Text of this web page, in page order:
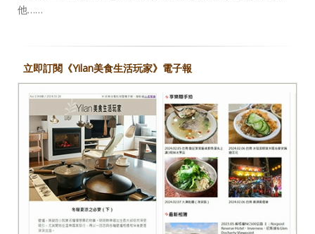
他……
立即訂閱《Yilan美食生活玩家》電子報